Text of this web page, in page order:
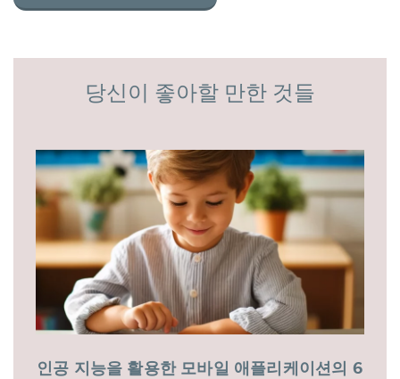
당신이 좋아할 만한 것들
인공 지능을 활용한 모바일 애플리케이션의 6